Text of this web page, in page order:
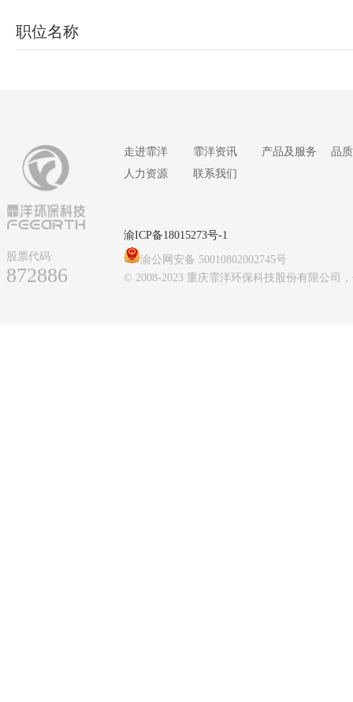
职位名称
股票代码:
872886
走进霏洋 霏洋资讯 产品及服务
品
人力资源
联系我们
渝ICP备18015273号-1
渝公网安备 50010802002745号
© 2008-2023 重庆霏洋环保科技股份有限公司